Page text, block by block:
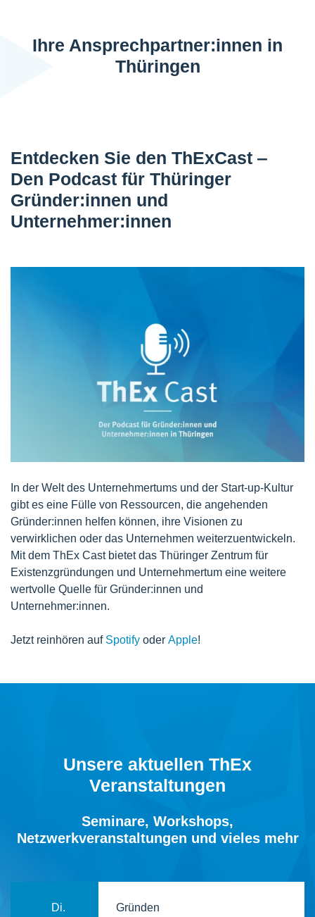
Ihre Ansprechpartner:innen in
Thüringen
Entdecken Sie den ThExCast ‒
Den Podcast für Thüringer
Gründer:innen und
Unternehmer:innen
In der Welt des Unternehmertums und der Start-up-Kultur
gibt es eine Fülle von Ressourcen, die angehenden
Gründer:innen helfen können, ihre Visionen zu
verwirklichen oder das Unternehmen weiterzuentwickeln.
Mit dem ThEx Cast bietet das Thüringer Zentrum für
Existenzgründungen und Unternehmertum eine weitere
wertvolle Quelle für Gründer:innen und
Unternehmer:innen.
Jetzt reinhören auf Spotify oder Apple!
Unsere aktuellen ThEx
Veranstaltungen
Seminare, Workshops,
Netzwerkveranstaltungen und vieles mehr
Di. Gründen